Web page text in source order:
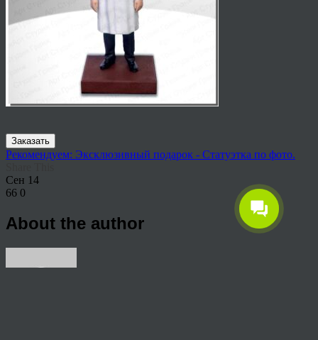
Заказать
Рекомендуем: Эксклюзивный подарок - Статуэтка по фото.
Сен 14
66 0
About the author